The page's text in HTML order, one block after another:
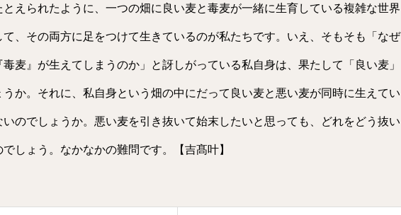
とえられたように、一つの畑に良い麦と毒麦が一緒に生育している複雑な世界
て、その両方に足をつけて生きているのが私たちです。いえ、そもそも「なぜ
毒麦』が生えてしまうのか」と訝しがっている私自身は、果たして「良い麦」
うか。それに、私自身という畑の中にだって良い麦と悪い麦が同時に生えてい
いのでしょうか。悪い麦を引き抜いて始末したいと思っても、どれをどう抜い
しょう。なかなかの難問です。【吉髙叶】